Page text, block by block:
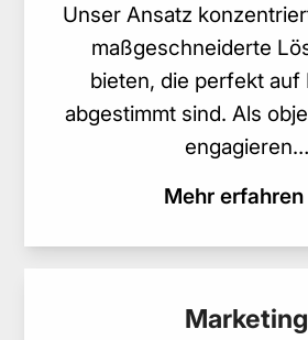
Unser Ansatz
maßgeschneiderte
bieten, die perfekt auf
abgestimmt sind. Als
engagieren…
Mehr
Marketing